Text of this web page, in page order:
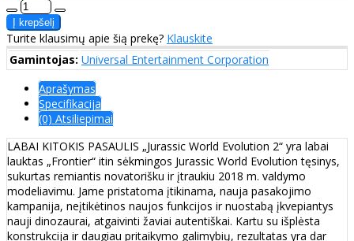
Turite klausimų apie šią prekę? Klauskite
Gamintojas: Universal Entertainment Corporation
Aprašymas
Specifikacija
(0) Atsiliepimai
LABAI KITOKIS PASAULIS „Jurassic World Evolution 2“ yra labai
lauktas „Frontier“ itin sėkmingos Jurassic World Evolution tęsinys,
sukurtas remiantis novatorišku ir įtraukiu 2018 m. valdymo
modeliavimu. Jame pristatoma įtikinama, nauja pasakojimo
kampanija, neįtikėtinos naujos funkcijos ir nuostabą įkvepiantys
nauji dinozaurai, atgaivinti žaviai autentiškai. Kartu su išplėsta
konstrukcija ir daugiau pritaikymo galimybių, rezultatas yra dar